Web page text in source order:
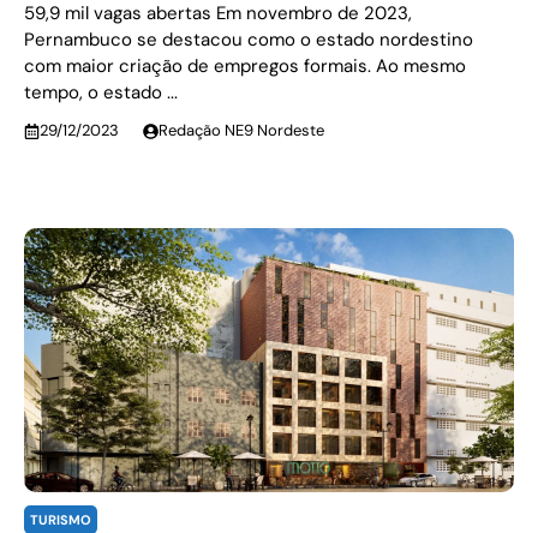
59,9 mil vagas abertas Em novembro de 2023,
Pernambuco se destacou como o estado nordestino
com maior criação de empregos formais. Ao mesmo
tempo, o estado ...
29/12/2023 Redação NE9 Nordeste
TURISMO